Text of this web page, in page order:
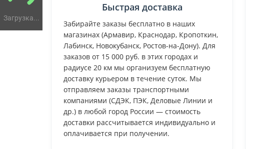
Загрузка...
Быстрая доставка
Забирайте заказы бесплатно в наших
магазинах (Армавир, Краснодар, Кропоткин,
Лабинск, Новокубанск, Ростов-на-Дону). Для
заказов от 15 000 руб. в этих городах и
радиусе 20 км мы организуем бесплатную
доставку курьером в течение суток. Мы
отправляем заказы транспортными
компаниями (СДЭК, ПЭК, Деловые Линии и
др.) в любой город России — стоимость
доставки рассчитывается индивидуально и
оплачивается при получении.